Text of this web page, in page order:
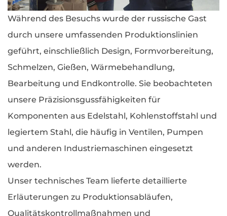
Während des Besuchs wurde der russische Gast
durch unsere umfassenden Produktionslinien
geführt, einschließlich Design, Formvorbereitung,
Schmelzen, Gießen, Wärmebehandlung,
Bearbeitung und Endkontrolle. Sie beobachteten
unsere Präzisionsgussfähigkeiten für
Komponenten aus Edelstahl, Kohlenstoffstahl und
legiertem Stahl, die häufig in Ventilen, Pumpen
und anderen Industriemaschinen eingesetzt
werden.
Unser technisches Team lieferte detaillierte
Erläuterungen zu Produktionsabläufen,
Qualitätskontrollmaßnahmen und